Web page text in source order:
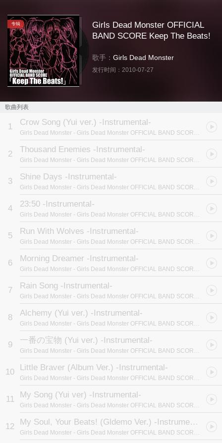
专辑
Girls Dead Monster OFFICIAL
BAND SCORE Keep The Beats!
歌手： Girls Dead Monster
发行时间： 2010-07-27
歌曲列表
1 Crow Song (Yui ver.) -Instrumental-
Girls Dead Monster - Girls Dead Monster OFFICIAL BAND SCORE Keep The Beats!
2 Thousand Enemies -Instrumental-
Girls Dead Monster - Girls Dead Monster OFFICIAL BAND SCORE Keep The Beats!
3 Shine Days -Instrumental-
Girls Dead Monster - Girls Dead Monster OFFICIAL BAND SCORE Keep The Beats!
4 23:50 -Instrumental-
Girls Dead Monster - Girls Dead Monster OFFICIAL BAND SCORE Keep The Beats!
5 Run With Wolves -Instrumental-
Girls Dead Monster - Girls Dead Monster OFFICIAL BAND SCORE Keep The Beats!
6 Morning Dreamer -Instrumental-
Girls Dead Monster - Girls Dead Monster OFFICIAL BAND SCORE Keep The Beats!
7 Rain Song -Instrumental-
Girls Dead Monster - Girls Dead Monster OFFICIAL BAND SCORE Keep The Beats!
8 Alchemy (Yui ver.) -Instrumental-
Girls Dead Monster - Girls Dead Monster OFFICIAL BAND SCORE Keep The Beats!
9 一番の宝物 (Yui ver.) -Instrumental-
Girls Dead Monster - Girls Dead Monster OFFICIAL BAND SCORE Keep The Beats!
10 Little Braver (Album Ver.) -Instrumental-
Girls Dead Monster - Girls Dead Monster OFFICIAL BAND SCORE Keep The Beats!
11 My Song (Yui ver) -Instrumental-
Girls Dead Monster - Girls Dead Monster OFFICIAL BAND SCORE Keep The Beats!
12 My Soul, Your Beats! (Gldemo Ver.) -Instrumental-
Girls Dead Monster - Girls Dead Monster OFFICIAL BAND SCORE Keep The Beats!